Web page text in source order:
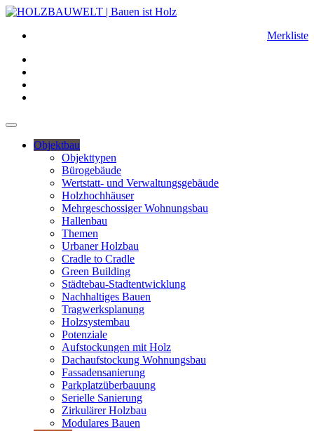
Merkliste
Objektbau
Objekttypen
Bürogebäude
Wertstatt- und Verwaltungsgebäude
Holzhochhäuser
Mehrgeschossiger Wohnungsbau
Hallenbau
Themen
Urbaner Holzbau
Cradle to Cradle
Green Building
Städtebau-Stadtentwicklung
Nachhaltiges Bauen
Tragwerksplanung
Holzsystembau
Potenziale
Aufstockungen mit Holz
Dachaufstockung Wohnungsbau
Fassadensanierung
Parkplatzüberbauung
Serielle Sanierung
Zirkulärer Holzbau
Modulares Bauen